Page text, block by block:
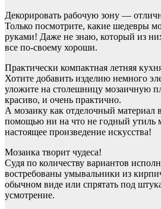
Декорировать рабочую зону —
Только посмотрите, какие шедевры
руками! Даже не знаю, который из
все по-своему хороши.
Практически компактная летняя
Хотите добавить изделию немного
уложите на столешницу мозаичную
красиво, и очень практично.
А мозаику как отделочный материал
помощью ни на что не годный утиль
настоящее произведение искусства!
Мозаика творит чудеса!
Судя по количеству вариантов
востребованы умывальники из
обычном виде или спрятать под
усмотрение.